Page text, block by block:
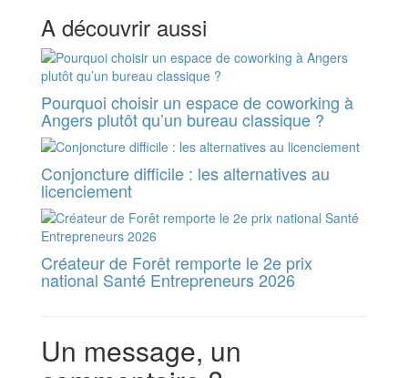
A découvrir aussi
Pourquoi choisir un espace de coworking à
Angers plutôt qu’un bureau classique ?
Conjoncture difficile : les alternatives au
licenciement
Créateur de Forêt remporte le 2e prix
national Santé Entrepreneurs 2026
Un message, un